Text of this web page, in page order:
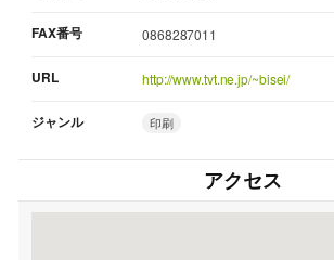
FAX番号 0868287011
URL http://www.tvt.ne.jp/~bisei/
ジャンル 印刷
アクセス